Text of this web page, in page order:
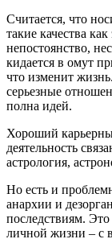
Считается, что
такие качества
непостоянство,
кидается в омут
что изменит
серьезные
полна идей.
Хороший
деятельность
астрология,
Но есть и
анархии и
последствиям.
личной жизни – с